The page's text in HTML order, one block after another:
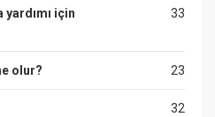
33
için
23
olur?
32